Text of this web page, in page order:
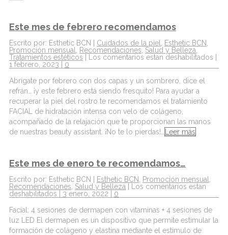
Este mes de febrero recomendamos
Escrito por: Esthetic BCN | Cuidados de la piel Esthetic BCN
Promoción mensual
Recomendaciones Salud y Belleza
Tratamientos estéticos
Los comentarios estan deshabilitados
1 febrero, 2023 | 0
Abrígate por febrero con dos capas y un sombrero, dice el
refrán… ¡y este febrero está siendo fresquito! Para ayudar a
recuperar la piel del rostro te recomendamos el tratamiento
FACIAL de hidratación intensa con velo de colágeno,
acompañado de la relajación que te proporcionan las manos
de nuestras beauty assistant. ¡No te lo pierdas!…
Leer más
Este mes de enero te recomendamos…
Escrito por: Esthetic BCN | Esthetic BCN Promoción mensual
Recomendaciones Salud y Belleza | Los comentarios estan
deshabilitados | 3 enero, 2022 | 0
Facial: 4 sesiones de dermapen con vitaminas + 4 sesiones de
luz LED El dermapen es un dispositivo que permite estimular la
formación de colágeno y elastina mediante el estimulo de